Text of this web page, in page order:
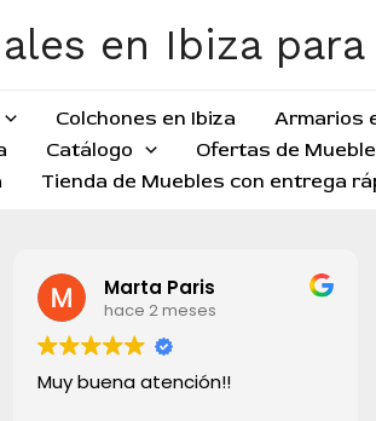
en Ibiza
Colchones en Ibiza Armarios
Catálogo Ofertas de
Tienda de Muebles con entrega
Marta Paris
hace 2 meses
Muy buena atención!!